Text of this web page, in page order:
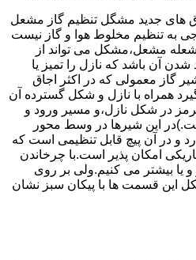
های جدید مشگل تنظیم گاز مشعل
به تنظیم مخلوط هوا و گاز نیست
مشعل،مشکل می تواند از
آن باشد که نازل را تمیز یا
گاز معمولی که در اکثر اجاق
همراه با نازل و شکل گسترده آن
در شکل نازل،و مسیر ورود و
این شیرها در وسط محور
و در آن پیچ قابل تنظیمی است که
امکان پذیر است.با چرخاندن
و یا بیشتر می کنیم.ولی بر روی
این قسمت ها با پیکان سبز نشان